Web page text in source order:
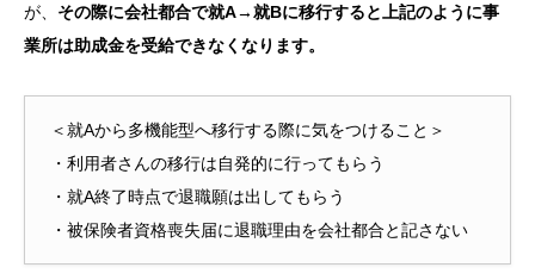
が、 その際に会社都合で就A→就Bに移行すると上記のように事
業所は助成金を受給できなくなります。
＜就Aから多機能型へ移行する際に気をつけること＞
・利用者さんの移行は自発的に行ってもらう
・就A終了時点で退職願は出してもらう
・被保険者資格喪失届に退職理由を会社都合と記さない